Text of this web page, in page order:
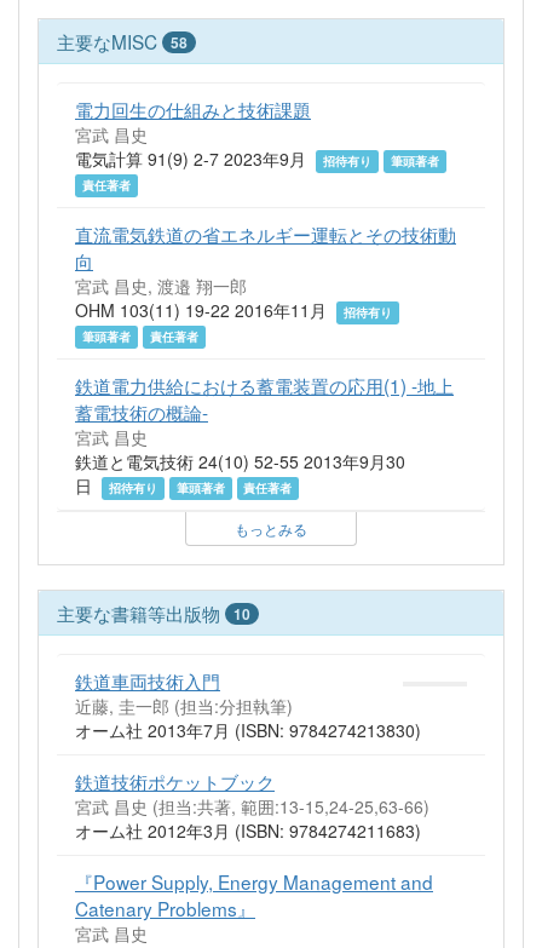
主要なMISC 58
電力回生の仕組みと技術課題
宮武 昌史
電気計算 91(9) 2-7 2023年9月
招待有り
筆頭著者
責任著者
直流電気鉄道の省エネルギー運転とその技術動
向
宮武 昌史, 渡邉 翔一郎
OHM 103(11) 19-22 2016年11月
招待有り
筆頭著者
責任著者
鉄道電力供給における蓄電装置の応用(1) -地上
蓄電技術の概論-
宮武 昌史
鉄道と電気技術 24(10) 52-55 2013年9月30
日
招待有り 筆頭著者 責任著者
もっとみる
主要な書籍等出版物 10
鉄道車両技術入門
近藤, 圭一郎 (担当:分担執筆)
オーム社 2013年7月 (ISBN: 9784274213830)
鉄道技術ポケットブック
宮武 昌史 (担当:共著, 範囲:13-15,24-25,63-66)
オーム社 2012年3月 (ISBN: 9784274211683)
『Power Supply, Energy Management and
Catenary Problems』
宮武 昌史